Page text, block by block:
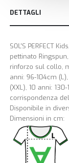
DETTAGLI
SOL'S PERFECT
pettinato
rinforzo sul collo,
anni: 96-104cm
(XXL), 10 anni:
corrispondenza
Disponibile in
Dimensioni in cm: